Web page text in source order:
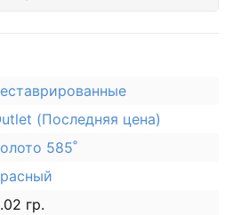
(Последняя цена)
585˚
гр.